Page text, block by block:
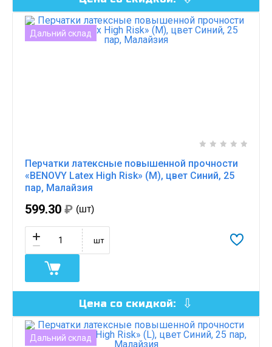
Дальний склад
Перчатки латексные повышенной прочности
«BENOVY Latex High Risk» (M), цвет Синий, 25
пар, Малайзия
599.30 ₽ (шт)
шт
Цена со скидкой:
Дальний склад